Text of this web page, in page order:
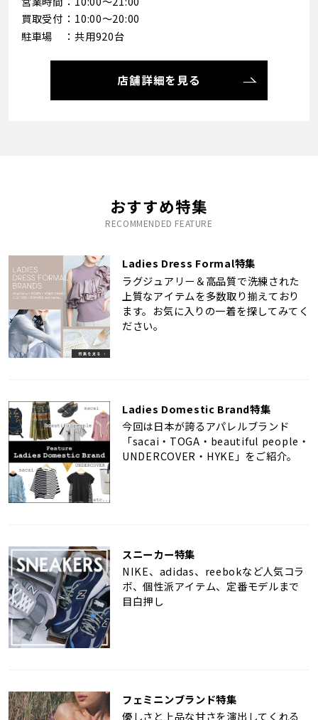
買取受付
10:00～20:00
駐車場
共用920台
店舗詳細を見る
おすすめ特集
RECOMMENDED FEATURE
Ladies Dress Formal特集
ラグジュアリー＆高品質で洗練された
上質なアイテムを多数取り揃えており
ます。お気に入りの一着を探してみてく
ださい。
Ladies Domestic Brand特集
今回は日本が誇るアパレルブランド
「sacai・TOGA・beautiful people・
UNDERCOVER・HYKE」をご紹介。
スニーカー特集
NIKE、adidas、reebokなど人気コラ
ボ、個性派アイテム、定番モデルまで
目白押し
フェミニンブランド特集
優しさと上品な甘さを演出してくれる